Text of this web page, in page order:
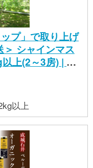
プ」で取り上げ
シャインマス
上(2～3房) | シ
以上